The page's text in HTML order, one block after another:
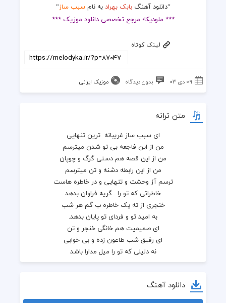
“دانلود آهنگ بابک بهرادبه نامسبب ساز“
*** ملودیکا؛ مرجع تخصصی دانلود موزیک ***
لینک کوتاه
۰۹ دی ۰۳ بدون دیدگاه موزیک ایرانی
متن ترانه
ای سبب ساز غریبانه  ترین تنهایی
من از این فاجعه بی تو شدن میترسم
من از این قصه هم دستی گرگ و چوپان
من از این رابطه دشنه و تن میترسم
ترسم آز وحشت و تنهایی و در خاطره هاست
خاطراتی که تو را . گریه فراوان بدهد
خنجری از ته یک خاطره ب گم هر شب
به امید تو و فردای تو پایان بدهد.
ای صمیمیت هم خانگی خنجر و تن
ای رفیق شب طاعون زده و بی خوابی
نه دلیلی که تو را میل مدارا باشد
نه امیدی که مرا در شب غم دریابی
آه این عشق بهم ریخته معنی ها را
روزم از تیرگیه موی تاریک‌تر است
دانلود آهنگ